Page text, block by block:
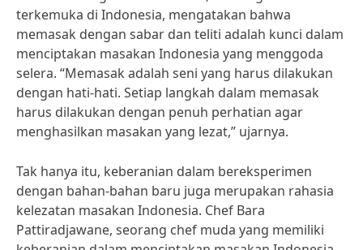
terkemuka di Indonesia, mengatakan bahwa
memasak dengan sabar dan teliti adalah kunci dalam
menciptakan masakan Indonesia yang menggoda
selera. “Memasak adalah seni yang harus dilakukan
dengan hati-hati. Setiap langkah dalam memasak
harus dilakukan dengan penuh perhatian agar
menghasilkan masakan yang lezat,” ujarnya.
Tak hanya itu, keberanian dalam bereksperimen
dengan bahan-bahan baru juga merupakan rahasia
kelezatan masakan Indonesia. Chef Bara
Pattiradjawane, seorang chef muda yang memiliki